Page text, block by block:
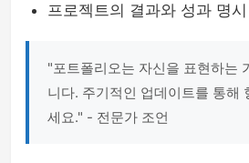
프로젝트의 결과와 성과 명시
"포트폴리오는 자신을 표현하는
니다. 주기적인 업데이트를 통해
세요." - 전문가 조언